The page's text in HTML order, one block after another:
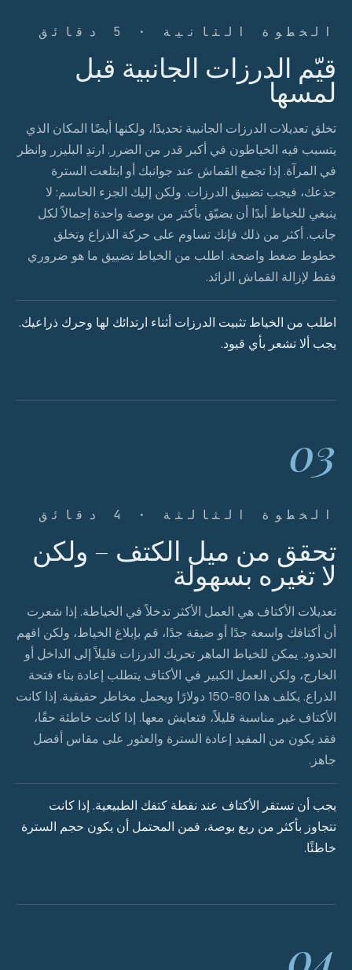
الخطوة الثانية · 5 دقائق
قيّم الدرزات الجانبية قبل
لمسها
تخلق تعديلات الدرزات الجانبية تحديدًا، ولكنها أيضًا المكان الذي
يتسبب فيه الخياطون في أكبر قدر من الضرر. ارتدِ البليزر وانظر
في المرآة. إذا تجمع القماش عند جوانبك أو ابتلعت السترة
جذعك، فيجب تضييق الدرزات. ولكن إليك الجزء الحاسم: لا
ينبغي للخياط أبدًا أن يضيّق بأكثر من بوصة واحدة إجمالاً لكل
جانب. أكثر من ذلك فإنك تساوم على حركة الذراع وتخلق
خطوط ضغط واضحة. اطلب من الخياط تضييق ما هو ضروري
فقط لإزالة القماش الزائد.
اطلب من الخياط تثبيت الدرزات أثناء ارتدائك لها وحرك ذراعيك.
يجب ألا تشعر بأي قيود.
03
الخطوة الثالثة · 4 دقائق
تحقق من ميل الكتف – ولكن
لا تغيره بسهولة
تعديلات الأكتاف هي العمل الأكثر تدخلاً في الخياطة. إذا شعرت
أن أكتافك واسعة جدًا أو ضيقة جدًا، قم بإبلاغ الخياط، ولكن افهم
الحدود. يمكن للخياط الماهر تحريك الدرزات قليلاً إلى الداخل أو
الخارج، ولكن العمل الكبير في الأكتاف يتطلب إعادة بناء فتحة
الذراع. يكلف هذا 80-150 دولارًا ويحمل مخاطر حقيقية. إذا كانت
الأكتاف غير مناسبة قليلاً، فتعايش معها. إذا كانت خاطئة حقًا،
فقد يكون من المفيد إعادة السترة والعثور على مقاس أفضل
جاهز.
يجب أن تستقر الأكتاف عند نقطة كتفك الطبيعية. إذا كانت
تتجاوز بأكثر من ربع بوصة، فمن المحتمل أن يكون حجم السترة
خاطئًا.
04